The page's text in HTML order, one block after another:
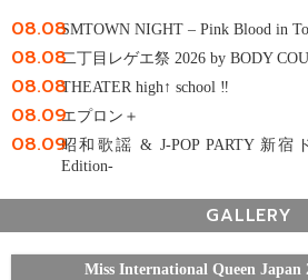
08.08SMTOWN NIGHT – Pink Blood in
08.08二丁目レゲエ祭 2026 by BODY
08.08THEATER high↑ school ‼
08.09エプロン＋
08.09昭和歌謡 & J-POP PARTY 新宿
Edition-
GALLERY
Miss International Queen Japan